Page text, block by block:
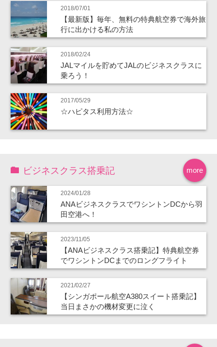
2018/07/01
【最新版】毎年、無料の特典航空券で海外旅
行に出かける私の方法
2018/02/24
JALマイルを貯めてJALのビジネスクラスに
乗ろう！
2017/05/29
☆ハピタス利用方法☆
more
ビジネスクラス搭乗記
2024/01/28
ANAビジネスクラスでワシントンDCから羽
田空港へ！
2023/11/05
【ANAビジネスクラス搭乗記】特典航空券
でワシントンDCまでのロングフライト
2021/02/27
【シンガポール航空A380スイート搭乗記】
当日まさかの機材変更に泣く